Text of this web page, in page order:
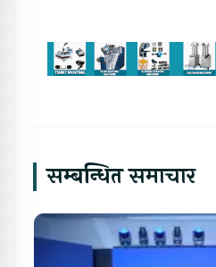
सम्बन्धित समाचार